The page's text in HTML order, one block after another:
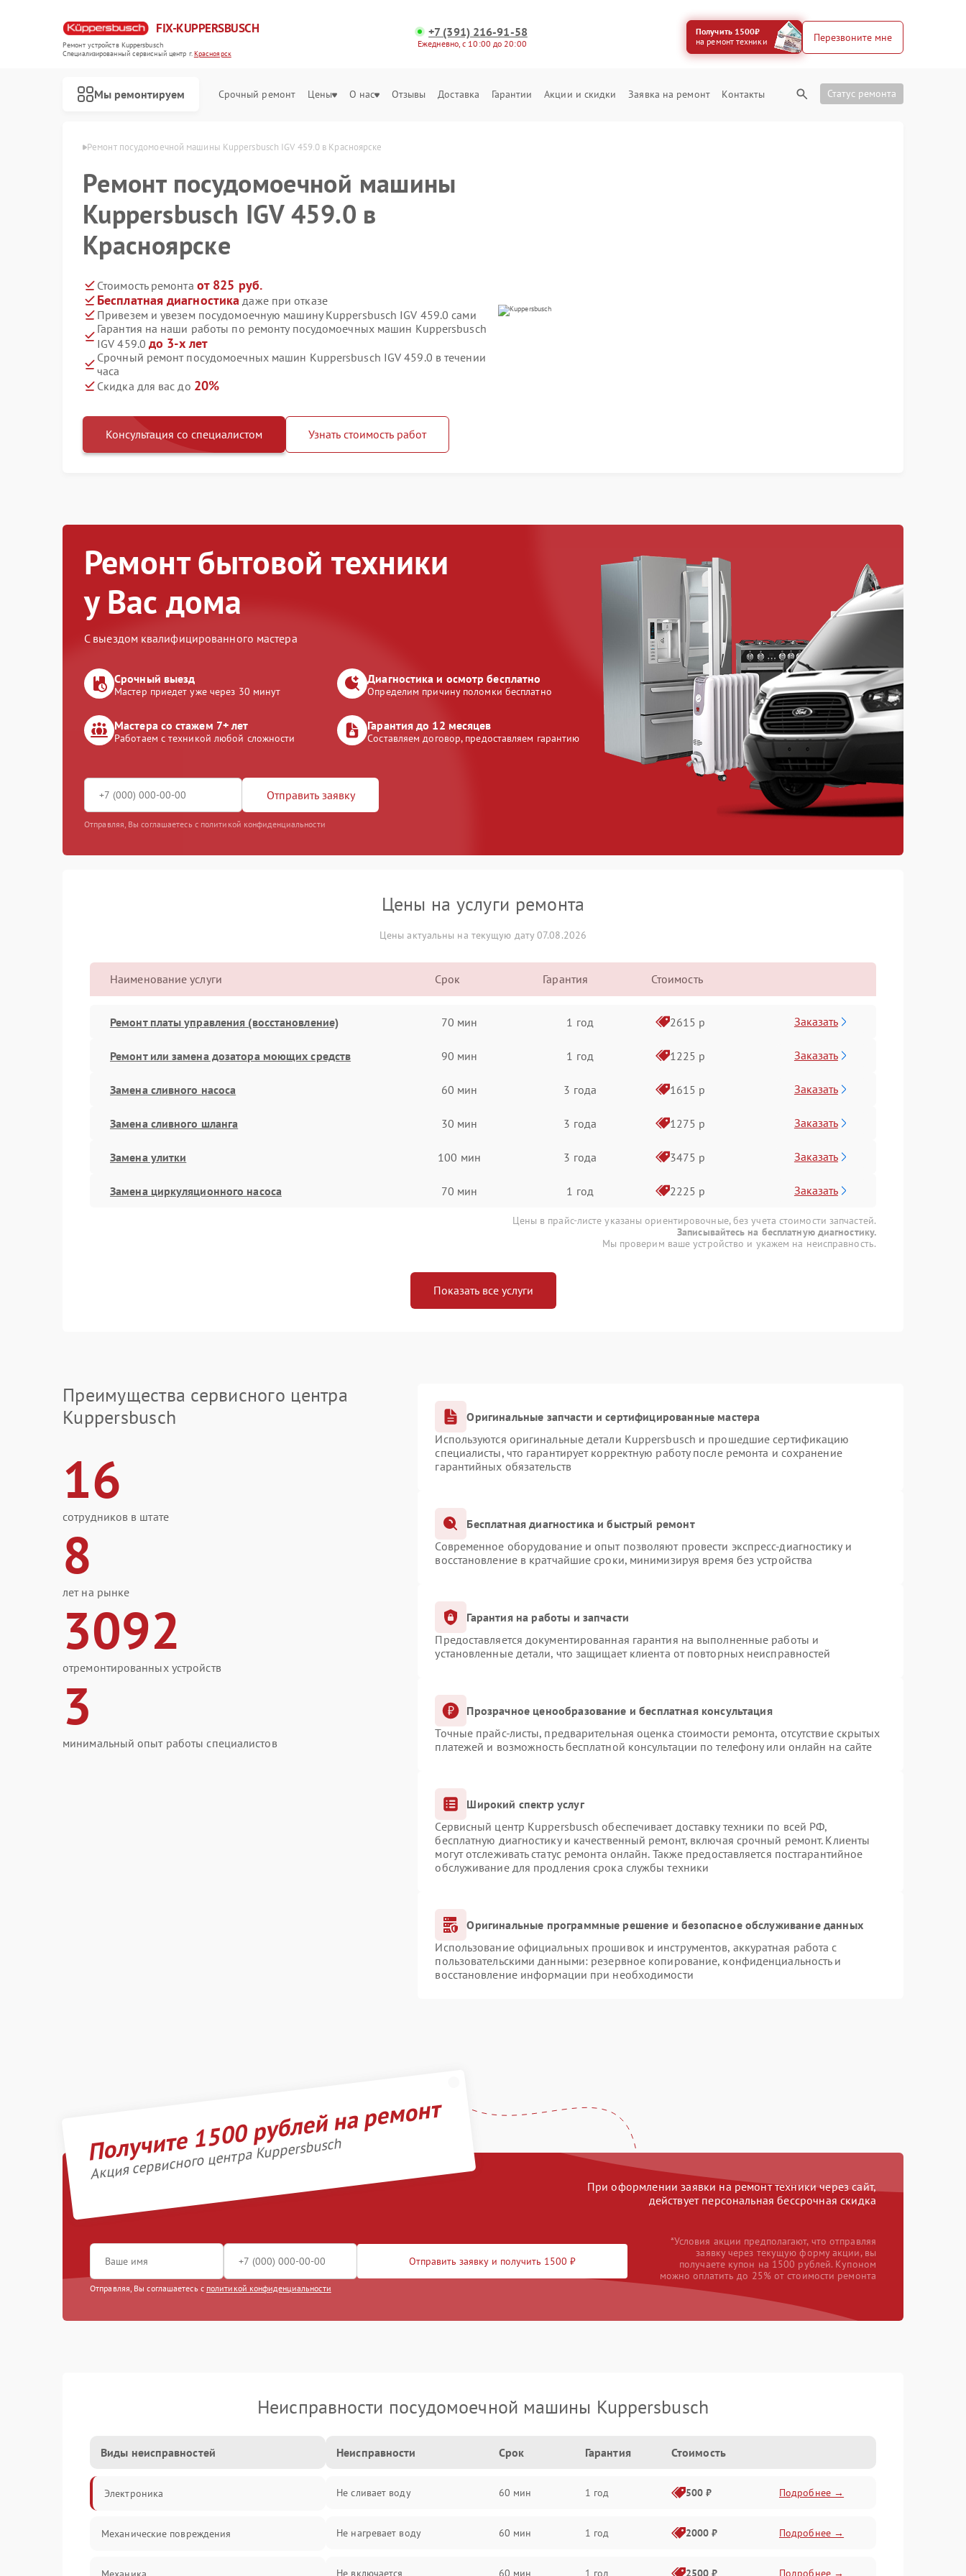
FIX-KUPPERSBUSCH
Ремонт устройств Kuppersbusch
Специализированный cервисный центр г.Красноярск
+7 (391) 216-91-58
Ежедневно, с 10:00 до 20:00
Получить 1500₽
на ремонт техники
Перезвоните мне
Мы ремонтируем Срочный ремонт Цены О нас Отзывы Доставка Гарантии Акции и скидки Заявка на ремонт Контакты Статус ремонта
в Красноярске Ремонт посудомоечной машины Kuppersbusch IGV 459.0 в Красноярске
Ремонт посудомоечной машины
Kuppersbusch IGV 459.0 в
Красноярске
Стоимость ремонта от 825 руб.
Бесплатная диагностика даже при отказе
Привезем и увезем посудомоечную машину Kuppersbusch IGV 459.0 сами
Гарантия на наши работы по ремонту посудомоечных машин Kuppersbusch
IGV 459.0 до 3-х лет
Срочный ремонт посудомоечных машин Kuppersbusch IGV 459.0 в течении
часа
Скидка для вас до 20%
Консультация со специалистом Узнать стоимость работ
Ремонт бытовой техники
у Вас дома
С выездом квалифицированного мастера
Срочный выезд
Мастер приедет уже через 30 минут
Диагностика и осмотр бесплатно
Определим причину поломки бесплатно
Мастера со стажем 7+ лет
Работаем с техникой любой сложности
Гарантия до 12 месяцев
Составляем договор, предоставляем гарантию
Отправить заявку
Отправляя, Вы соглашаетесь с политикой конфиденциальности
Цены на услуги ремонта
Цены актуальны на текущую дату 07.08.2026
Наименование услуги Срок Гарантия Стоимость
Ремонт платы управления (восстановление) 70 мин 1 год 2615 р Заказать
Ремонт или замена дозатора моющих средств 90 мин 1 год 1225 р Заказать
Замена сливного насоса 60 мин 3 года 1615 р Заказать
Замена сливного шланга 30 мин 3 года 1275 р Заказать
Замена улитки 100 мин 3 года 3475 р Заказать
Замена циркуляционного насоса 70 мин 1 год 2225 р Заказать
Цены в прайс-листе указаны ориентировочные, без учета стоимости запчастей.
Записывайтесь на бесплатную диагностику.
Мы проверим ваше устройство и укажем на неисправность.
Показать все услуги
Преимущества сервисного центра
Kuppersbusch
16
сотрудников в штате
8
лет на рынке
3092
отремонтированных устройств
3
минимальный опыт работы специалистов
Оригинальные запчасти и сертифицированные мастера
Используются оригинальные детали Kuppersbusch и прошедшие сертификацию
специалисты, что гарантирует корректную работу после ремонта и сохранение
гарантийных обязательств
Бесплатная диагностика и быстрый ремонт
Современное оборудование и опыт позволяют провести экспресс-диагностику и
восстановление в кратчайшие сроки, минимизируя время без устройства
Гарантия на работы и запчасти
Предоставляется документированная гарантия на выполненные работы и
установленные детали, что защищает клиента от повторных неисправностей
Прозрачное ценообразование и бесплатная консультация
Точные прайс-листы, предварительная оценка стоимости ремонта, отсутствие скрытых
платежей и возможность бесплатной консультации по телефону или онлайн на сайте
Широкий спектр услуг
Сервисный центр Kuppersbusch обеспечивает доставку техники по всей РФ,
бесплатную диагностику и качественный ремонт, включая срочный ремонт. Клиенты
могут отслеживать статус ремонта онлайн. Также предоставляется постгарантийное
обслуживание для продления срока службы техники
Оригинальные программные решение и безопасное обслуживание данных
Использование официальных прошивок и инструментов, аккуратная работа с
пользовательскими данными: резервное копирование, конфиденциальность и
восстановление информации при необходимости
Получите 1500 рублей на ремонт
Акция сервисного центра Kuppersbusch
При оформлении заявки на ремонт техники через сайт,
действует персональная бессрочная скидка
Отправить заявку и получить 1500 ₽
Отправляя, Вы соглашаетесь с политикой конфиденциальности
*Условия акции предполагают, что отправляя
заявку через текущую форму акции, вы
получаете купон на 1500 рублей. Купоном
можно оплатить до 25% от стоимости ремонта
Неисправности посудомоечной машины Kuppersbusch
Виды неисправностей
Электроника
Механические повреждения
Неисправности Срок Гарантия Стоимость
Не сливает воду 60 мин 1 год 500 ₽ Подробнее →
Не нагревает воду 60 мин 1 год 2000 ₽ Подробнее →
Не включается 60 мин 1 год 2500 ₽ Подробнее →